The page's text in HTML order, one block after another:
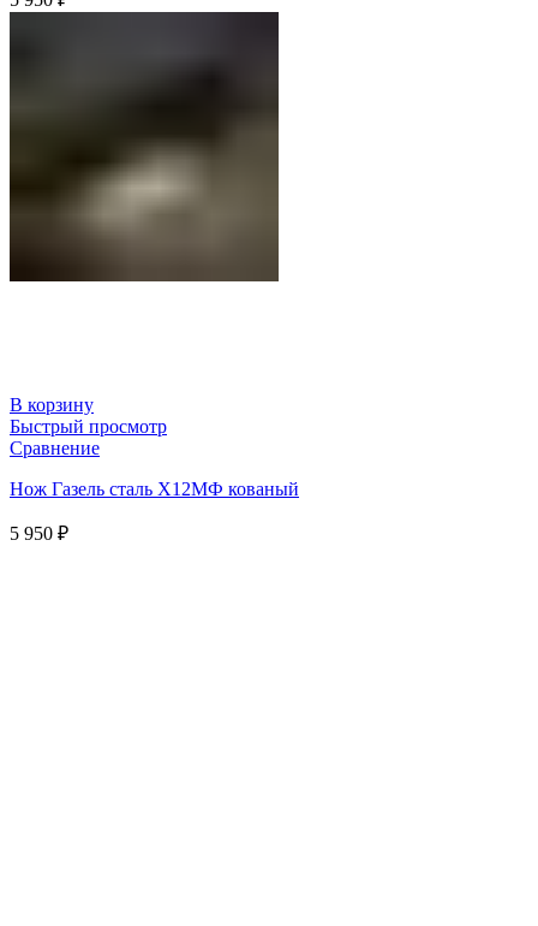
В корзину
Быстрый просмотр
Сравнение
Нож Газель сталь Х12МФ кованый
5 950 ₽